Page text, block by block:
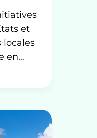
et
locales
en
de